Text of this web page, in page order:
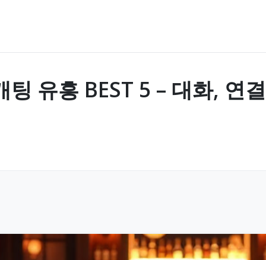
유흥 BEST 5 – 대화, 연